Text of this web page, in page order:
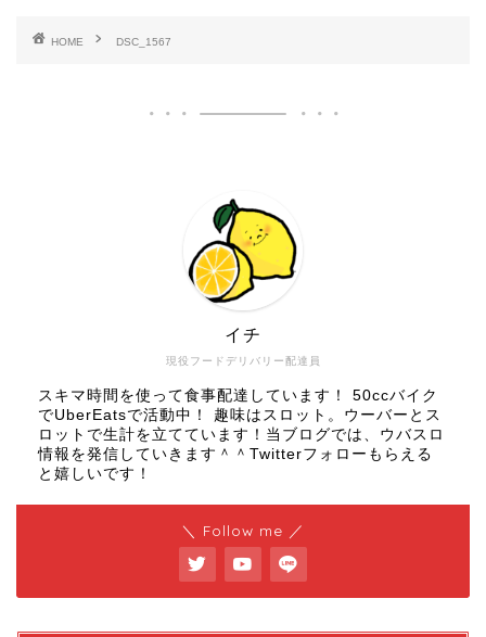
HOME DSC_1567
現役フードデリバリー配達員
イチ
スキマ時間を使って食事配達しています！ 50ccバイク
でUberEatsで活動中！ 趣味はスロット。ウーバーとス
ロットで生計を立てています！当ブログでは、ウバスロ
情報を発信していきます＾＾Twitterフォローもらえる
と嬉しいです！
＼ Follow me ／